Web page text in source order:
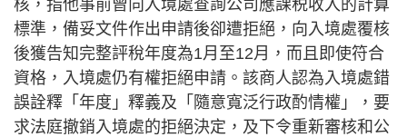
核，指他事前曾向入境處查詢公司應課税收入的計算
標準，備妥文件作出申請後卻遭拒絕，向入境處覆核
後獲告知完整評稅年度為1月至12月，而且即使符合
資格，入境處仍有權拒絕申請。該商人認為入境處錯
誤詮釋「年度」釋義及「隨意寬泛行政酌情權」，要
求法庭撤銷入境處的拒絕決定，及下令重新審核和公